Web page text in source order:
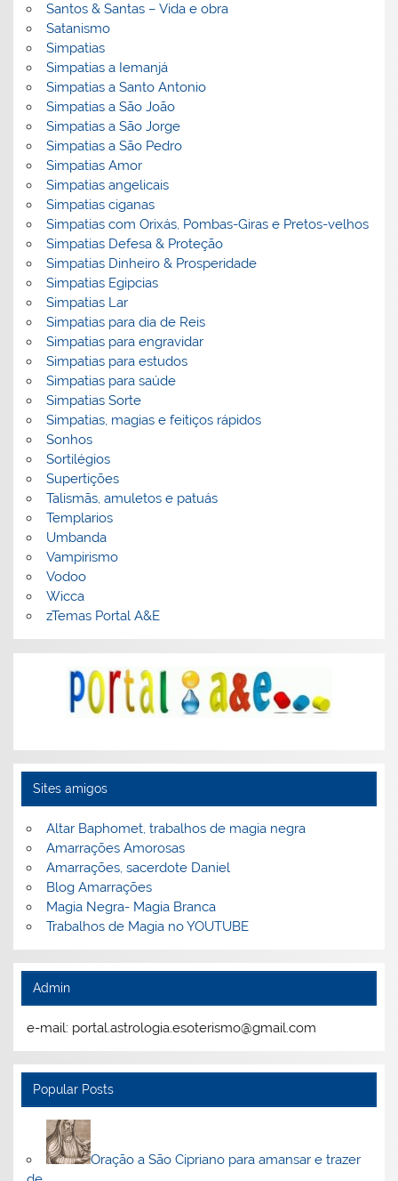
Santos & Santas – Vida e obra
Satanismo
Simpatias
Simpatias a Iemanjá
Simpatias a Santo Antonio
Simpatias a São João
Simpatias a São Jorge
Simpatias a São Pedro
Simpatias Amor
Simpatias angelicais
Simpatias ciganas
Simpatias com Orixás, Pombas-Giras e Pretos-velhos
Simpatias Defesa & Proteção
Simpatias Dinheiro & Prosperidade
Simpatias Egipcias
Simpatias Lar
Simpatias para dia de Reis
Simpatias para engravidar
Simpatias para estudos
Simpatias para saúde
Simpatias Sorte
Simpatias, magias e feitiços rápidos
Sonhos
Sortilégios
Supertições
Talismãs, amuletos e patuás
Templarios
Umbanda
Vampirismo
Vodoo
Wicca
zTemas Portal A&E
Sites amigos
Altar Baphomet, trabalhos de magia negra
Amarrações Amorosas
Amarrações, sacerdote Daniel
Blog Amarrações
Magia Negra- Magia Branca
Trabalhos de Magia no YOUTUBE
Admin
e-mail: portal.astrologia.esoterismo@gmail.com
Popular Posts
Oração a São Cipriano para amansar e trazer